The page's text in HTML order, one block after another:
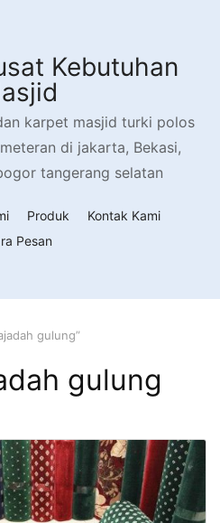
Kebutuhan
karpet masjid turki polos
di jakarta, Bekasi,
tangerang selatan
Produk
Kontak Kami
Pesan
gulung”
gulung